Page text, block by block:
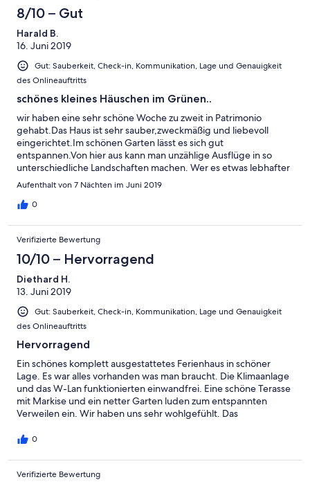
8/10 – Gut
Harald B.
16. Juni 2019
Gut: Sauberkeit, Check-in, Kommunikation, Lage und Genauigkeit
des Onlineauftritts
schönes kleines Häuschen im Grünen..
wir haben eine sehr schöne Woche zu zweit in Patrimonio
gehabt.Das Haus ist sehr sauber,zweckmäßig und liebevoll
eingerichtet.Im schönen Garten lässt es sich gut
entspannen.Von hier aus kann man unzählige Ausflüge in so
unterschiedliche Landschaften machen. Wer es etwas lebhafter
haben möchte ist in St.Florent gut aufgehoben.Freunde eines
Badeurlauber finden hier schöne Sand oder Kiesstrände.Alain
sehr diskret. Harald B.aus Cuxland
Aufenthalt von 7 Nächten im Juni 2019
0
Verifizierte Bewertung
10/10 – Hervorragend
Diethard H.
13. Juni 2019
Gut: Sauberkeit, Check-in, Kommunikation, Lage und Genauigkeit
des Onlineauftritts
Hervorragend
Ein schönes komplett ausgestattetes Ferienhaus in schöner
Lage. Es war alles vorhanden was man braucht. Die Klimaanlage
und das W-Lan funktionierten einwandfrei. Eine schöne Terasse
mit Markise und ein netter Garten luden zum entspannten
Verweilen ein. Wir haben uns sehr wohlgefühlt. Das
sehr gelungener Aufenthalt
0
Verifizierte Bewertung